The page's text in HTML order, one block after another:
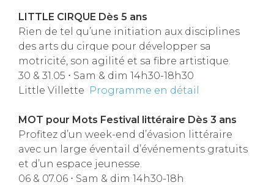
LITTLE CIRQUE Dès 5 ans
Rien de tel qu’une initiation aux disciplines
des arts du cirque pour développer sa
motricité, son agilité et sa fibre artistique.
30 & 31.05 ⋅ Sam & dim 14h30-18h30
Little Villette Programme en détail
MOT pour Mots Festival littéraire Dès 3 ans
Profitez d’un week-end d’évasion littéraire
avec un large éventail d’événements gratuits
et d’un espace jeunesse.
06 & 07.06 ⋅ Sam & dim 14h30-18h